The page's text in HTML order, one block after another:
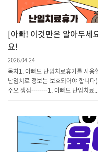
[아빠! 이것만은 알아두세
요!
2026.04.24
목차1. 아빠도 난임치료휴가를 사
난임치료 정보는 보호되어야 합니
주요 쟁점--------1. 아빠도 난임치료